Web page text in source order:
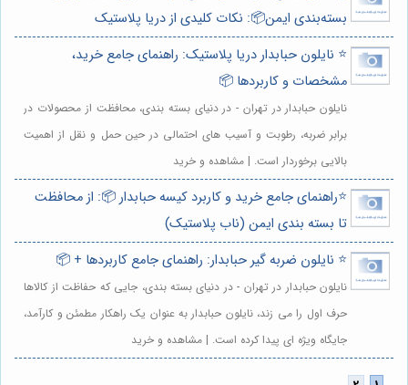
بسته‌بندی ایمن📦: نکات کلیدی از دریا پلاستیک
⭐️ نایلون حبابدار دریا پلاستیک: راهنمای جامع خرید،
مشخصات و کاربردها 📦
نایلون حبابدار در تهران - در دنیای بسته بندی، محافظت از محصولات در
برابر ضربه، رطوبت و آسیب های احتمالی در حین حمل و نقل از اهمیت
بالایی برخوردار است. | مشاهده و خرید
⭐️راهنمای جامع خرید و کاربرد کیسه حبابدار 📦: از محافظت
تا بسته بندی ایمن (ناب پلاستیک)
⭐️ نایلون ضربه گیر حبابدار: راهنمای جامع کاربردها + 📦
نایلون حبابدار در تهران - در دنیای بسته بندی، جایی که حفاظت از کالاها
حرف اول را می زند، نایلون حبابدار به عنوان یک راهکار مطمئن و کارآمد،
جایگاه ویژه ای پیدا کرده است. | مشاهده و خرید